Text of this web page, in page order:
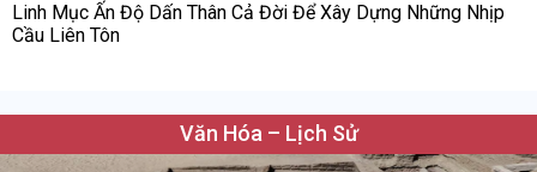
Linh Mục Ấn Độ Dấn Thân Cả Đời Để Xây Dựng Những Nhịp
Cầu Liên Tôn
Văn Hóa – Lịch Sử